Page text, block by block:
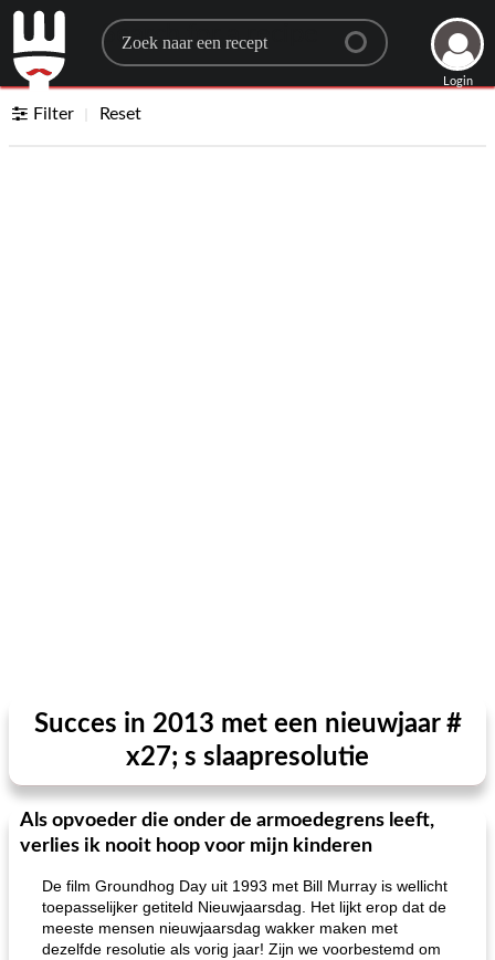
Search for a recipe
Login
Filter Reset
Succes in 2013 met een nieuwjaar #
x27; s slaapresolutie
Als opvoeder die onder de armoedegrens leeft,
verlies ik nooit hoop voor mijn kinderen
De film Groundhog Day uit 1993 met Bill Murray is wellicht
toepasselijker getiteld Nieuwjaarsdag. Het lijkt erop dat de
meeste mensen nieuwjaarsdag wakker maken met
dezelfde resolutie als vorig jaar! Zijn we voorbestemd om